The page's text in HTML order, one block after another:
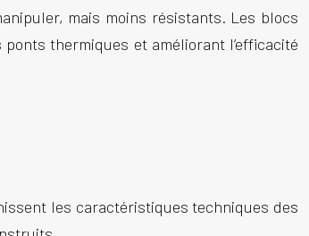
mais moins résistants. Les blocs
thermiques et améliorant l’efficacité
les caractéristiques techniques des